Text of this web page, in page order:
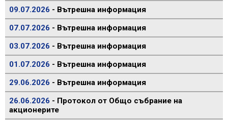
09.07.2026 - Вътрешна информация
07.07.2026 - Вътрешна информация
03.07.2026 - Вътрешна информация
01.07.2026 - Вътрешна информация
29.06.2026 - Вътрешна информация
26.06.2026 - Протокол от Общо събрание на
акционерите